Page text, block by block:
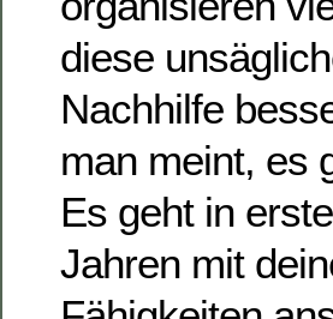
diese
Nachhilfe
man meint, es
Es geht in
Jahren mit